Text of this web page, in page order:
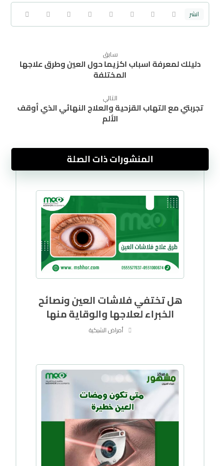
سابق
دليلك لمعرفة اسباب اكزيما حول العين وطرق علاجها
المختلفة
التالي
تجربتي مع التهاب القزحية والعلاج النهائي الذي أوقف
الألم
المنشورات ذات الصلة
هل تختفي فلاشات العين ونصائح
الخبراء لعلاجها والوقاية منها
أمراض الشبكية